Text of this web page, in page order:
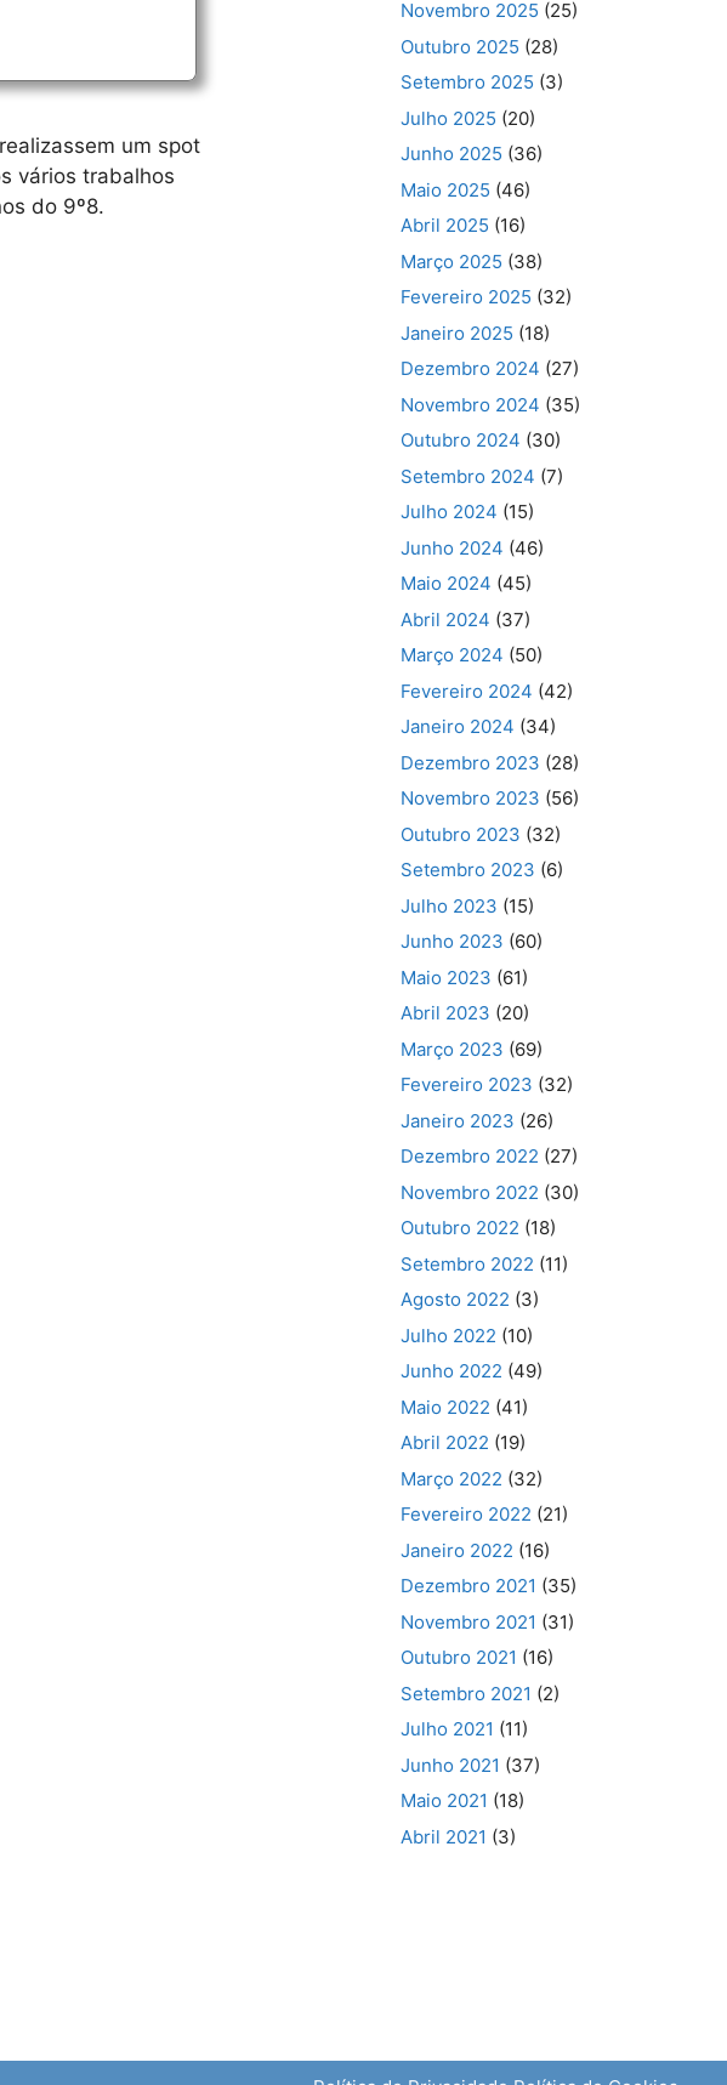
um spot
vários trabalhos
do 9º8.
Novembro 2025 (25)
Outubro 2025 (28)
Setembro 2025 (3)
Julho 2025 (20)
Junho 2025 (36)
Maio 2025 (46)
Abril 2025 (16)
Março 2025 (38)
Fevereiro 2025 (32)
Janeiro 2025 (18)
Dezembro 2024 (27)
Novembro 2024 (35)
Outubro 2024 (30)
Setembro 2024 (7)
Julho 2024 (15)
Junho 2024 (46)
Maio 2024 (45)
Abril 2024 (37)
Março 2024 (50)
Fevereiro 2024 (42)
Janeiro 2024 (34)
Dezembro 2023 (28)
Novembro 2023 (56)
Outubro 2023 (32)
Setembro 2023 (6)
Julho 2023 (15)
Junho 2023 (60)
Maio 2023 (61)
Abril 2023 (20)
Março 2023 (69)
Fevereiro 2023 (32)
Janeiro 2023 (26)
Dezembro 2022 (27)
Novembro 2022 (30)
Outubro 2022 (18)
Setembro 2022 (11)
Agosto 2022 (3)
Julho 2022 (10)
Junho 2022 (49)
Maio 2022 (41)
Abril 2022 (19)
Março 2022 (32)
Fevereiro 2022 (21)
Janeiro 2022 (16)
Dezembro 2021 (35)
Novembro 2021 (31)
Outubro 2021 (16)
Setembro 2021 (2)
Julho 2021 (11)
Junho 2021 (37)
Maio 2021 (18)
Abril 2021 (3)